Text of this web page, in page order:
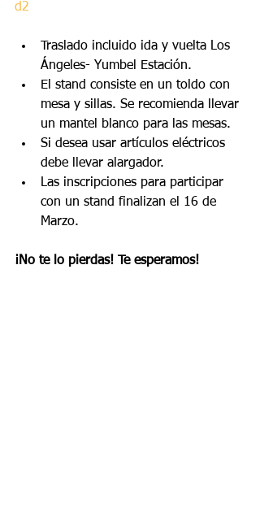
d2
Traslado incluido ida y vuelta Los
Ángeles- Yumbel Estación.
El stand consiste en un toldo con
mesa y sillas. Se recomienda llevar
un mantel blanco para las mesas.
Si desea usar artículos eléctricos
debe llevar alargador.
Las inscripciones para participar
con un stand finalizan el 16 de
Marzo.
¡No te lo pierdas! Te esperamos!